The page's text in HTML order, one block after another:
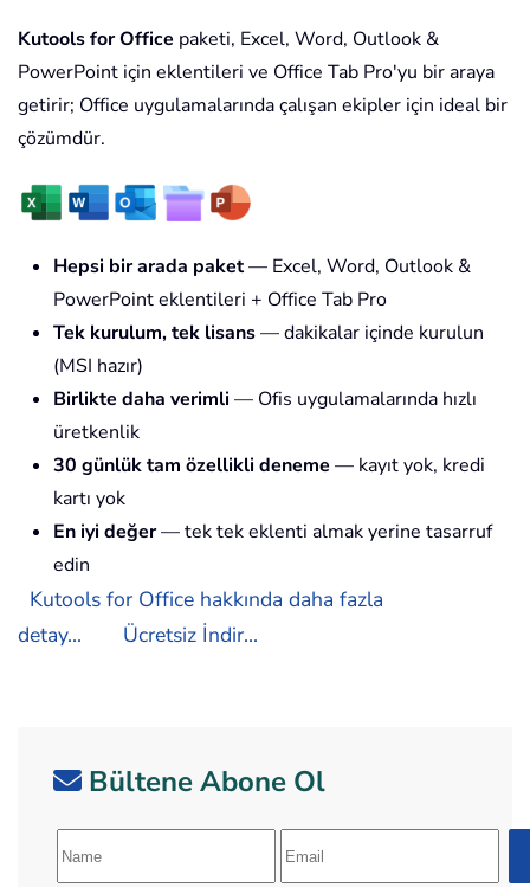
Kutools for Office paketi, Excel, Word, Outlook &
PowerPoint için eklentileri ve Office Tab Pro'yu bir araya
getirir; Office uygulamalarında çalışan ekipler için ideal bir
çözümdür.
Hepsi bir arada paket— Excel, Word, Outlook &
PowerPoint eklentileri + Office Tab Pro
Tek kurulum, tek lisans— dakikalar içinde kurulun
(MSI hazır)
Birlikte daha verimli — Ofis uygulamalarında hızlı
üretkenlik
30 günlük tam özellikli deneme — kayıt yok, kredi
kartı yok
En iyi değer— tek tek eklenti almak yerine tasarruf
edin
Kutools for Office hakkında daha fazla
detay...
Ücretsiz İndir...
Bültene Abone Ol